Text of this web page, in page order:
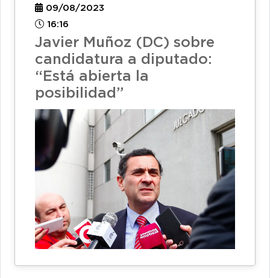
09/08/2023
16:16
Javier Muñoz (DC) sobre
candidatura a diputado:
“Está abierta la
posibilidad”